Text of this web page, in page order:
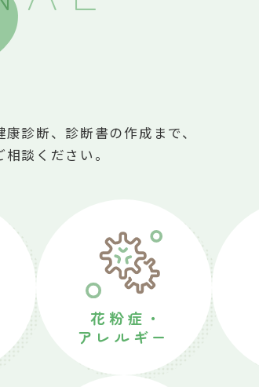
診断、診断書の作成まで、
談ください。
花粉症・
アレルギー